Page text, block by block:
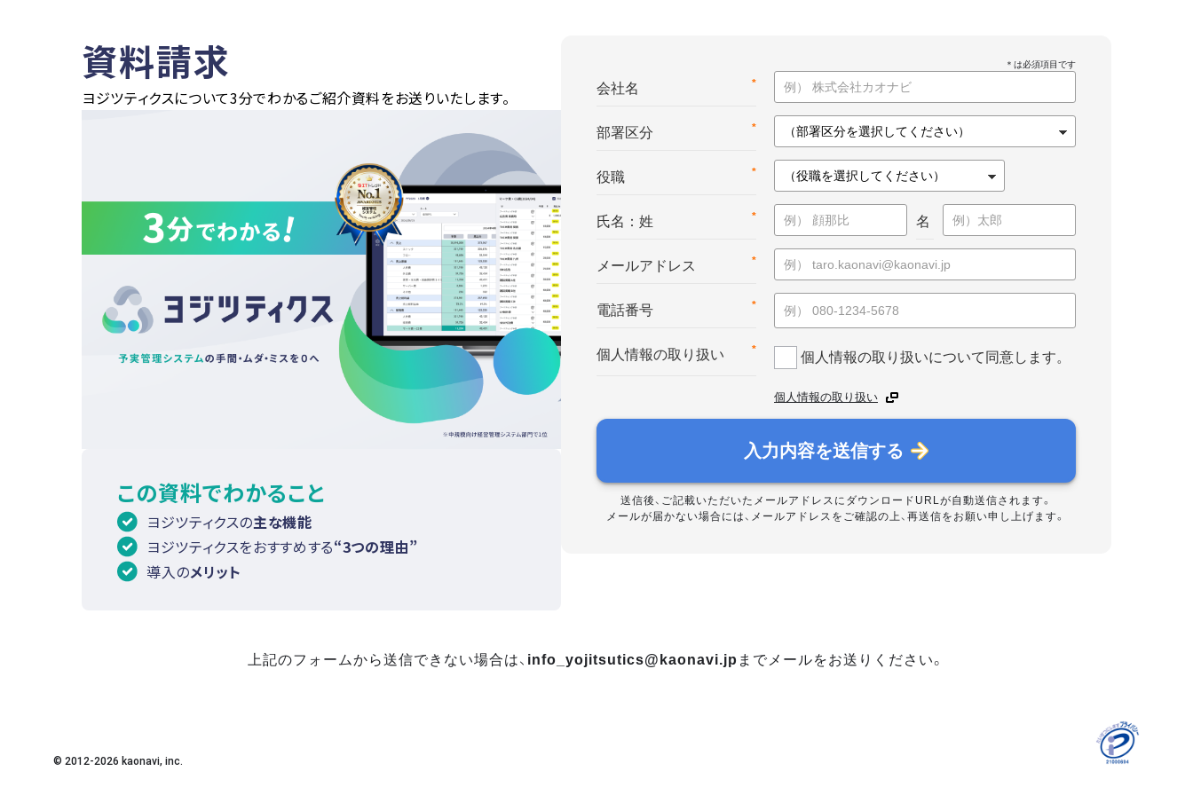
資料請求
ヨジツティクスについて3分でわかるご紹介資料をお送りいたします。
この資料でわかること
ヨジツティクスの主な機能
ヨジツティクスをおすすめする“3つの理由”
導入のメリット
*
会社名
*
部署区分
*
役職
*
氏名：姓 名
*
メールアドレス
*
電話番号
*
個人情報の取り扱い 個人情報の取り扱いについて同意します。
個人情報の取り扱い
入力内容を送信する
送信後、ご記載いただいたメールアドレスにダウンロードURLが自動送信されます。
メールが届かない場合には、メールアドレスをご確認の上、再送信をお願い申し上げます。
上記のフォームから送信できない場合は、 info_yojitsutics@kaonavi.jp までメールをお送りください。
© 2012-2026 kaonavi, inc.